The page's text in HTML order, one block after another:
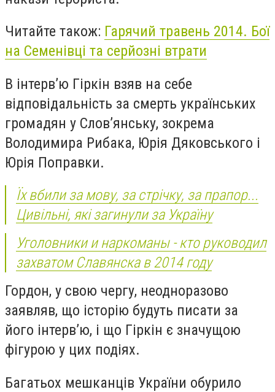
Читайте також: Гарячий травень 2014. Бої
на Семенівці та серйозні втрати
В інтерв’ю Гіркін взяв на себе
відповідальність за смерть українських
громадян у Слов’янську, зокрема
Володимира Рибака, Юрія Дяковського і
Юрія Поправки.
Їх вбили за мову, за стрічку, за прапор...
Цивільні, які загинули за Україну
Уголовники и наркоманы - кто руководил
захватом Славянска в 2014 году
Гордон, у свою чергу, неодноразово
заявляв, що історію будуть писати за
його інтерв’ю, і що Гіркін є значущою
фігурою у цих подіях.
Багатьох мешканців України обурило